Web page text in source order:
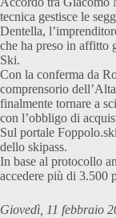
tecnica gestisce le
Dentella,
che ha preso in affitto
Ski.
Con la conferma da
comprensorio
finalmente tornare a
con l’obbligo di
Sul portale
dello skipass.
In base al protocollo
accedere più di 3.500
Giovedì, 11 febbraio